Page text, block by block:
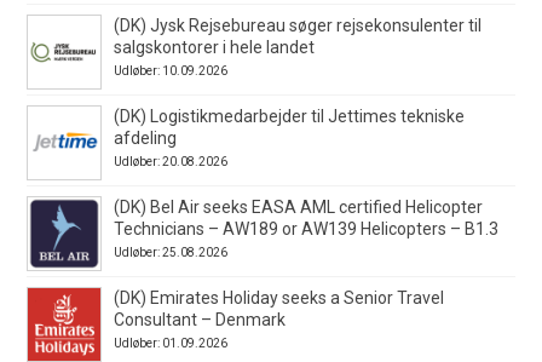
(DK) Jysk Rejsebureau søger rejsekonsulenter til
salgskontorer i hele landet
Udløber: 10.09.2026
(DK) Logistikmedarbejder til Jettimes tekniske
afdeling
Udløber: 20.08.2026
(DK) Bel Air seeks EASA AML certified Helicopter
Technicians – AW189 or AW139 Helicopters – B1.3
Udløber: 25.08.2026
(DK) Emirates Holiday seeks a Senior Travel
Consultant – Denmark
Udløber: 01.09.2026